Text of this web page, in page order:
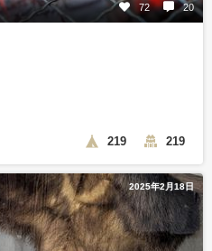
72 20
219 219
2025年2月18日